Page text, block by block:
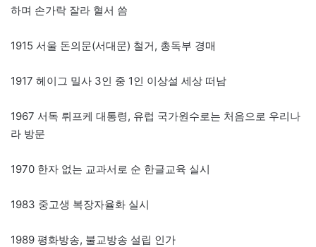
하며 손가락 잘라 혈서 씀
1915 서울 돈의문(서대문) 철거, 총독부 경매
1917 헤이그 밀사 3인 중 1인 이상설 세상 떠남
1967 서독 뤼프케 대통령, 유럽 국가원수로는 처음으로 우리나
라 방문
1970 한자 없는 교과서로 순 한글교육 실시
1983 중고생 복장자율화 실시
1989 평화방송, 불교방송 설립 인가